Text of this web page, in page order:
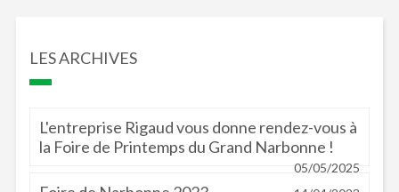
LES ARCHIVES
L'entreprise Rigaud vous donne rendez-vous à
la Foire de Printemps du Grand Narbonne !
05/05/2025